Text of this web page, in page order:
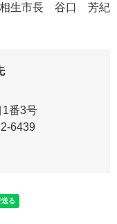
生市長 谷口 芳紀
1番3号
6439